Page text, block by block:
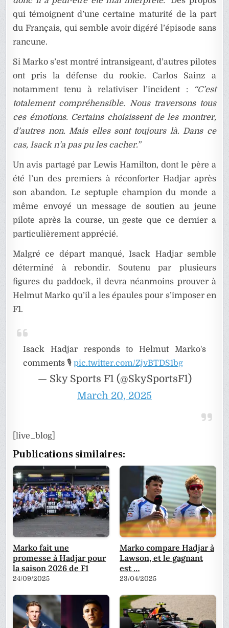
qui témoignent d’une certaine maturité de la part
du Français, qui semble avoir digéré l’épisode sans
rancune.
Si Marko s’est montré intransigeant, d’autres pilotes
ont pris la défense du rookie. Carlos Sainz a
notamment tenu à relativiser l’incident :
“C’est
totalement compréhensible. Nous traversons tous
ces émotions. Certains choisissent de les montrer,
d’autres non. Mais elles sont toujours là. Dans ce
cas, Isack n’a pas pu les cacher.”
Un avis partagé par Lewis Hamilton, dont le père a
été l’un des premiers à réconforter Hadjar après
son abandon. Le septuple champion du monde a
même envoyé un message de soutien au jeune
pilote après la course, un geste que ce dernier a
particulièrement apprécié.
Malgré ce départ manqué, Isack Hadjar semble
déterminé à rebondir. Soutenu par plusieurs
figures du paddock, il devra néanmoins prouver à
Helmut Marko qu’il a les épaules pour s’imposer en
F1.
Isack Hadjar responds to Helmut Marko's
comments 🎙️pic.twitter.com/ZjvBTDS1bg
— Sky Sports F1 (@SkySportsF1)
March 20, 2025
[live_blog]
Publications similaires:
Marko fait une
promesse à Hadjar pour
la saison 2026 de F1
24/09/2025
Marko compare Hadjar à
Lawson, et le gagnant
est …
23/04/2025